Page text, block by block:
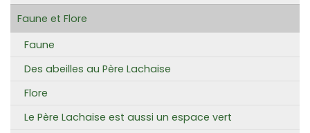
Faune et Flore
Faune
Des abeilles au Père Lachaise
Flore
Le Père Lachaise est aussi un espace vert